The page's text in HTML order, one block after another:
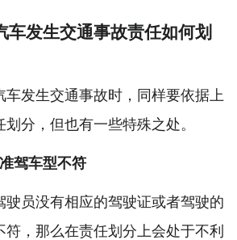
车发生交通事故责任如何划
车发生交通事故时，同样要依据上
分，但也有一些特殊之处。
驾车型不符
驶员没有相应的驾驶证或者驾驶的
，那么在责任划分上会处于不利